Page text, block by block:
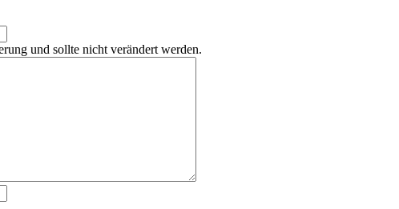
und sollte nicht verändert werden.